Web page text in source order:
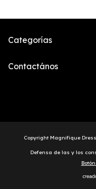
Categorías
Contactános
Copyright Magnifique
Defensa de las y los